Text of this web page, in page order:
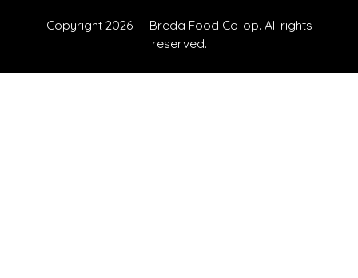
Copyright 2026 — Breda Food Co-op. All rights
reserved.